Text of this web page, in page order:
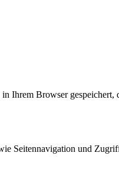
Browser
Seitennavigation und